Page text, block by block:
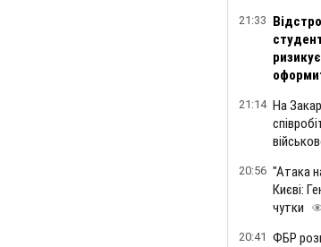
21:33
21:14 На
20:56 "Атака
Києві:
чутки
20:41 ФБР